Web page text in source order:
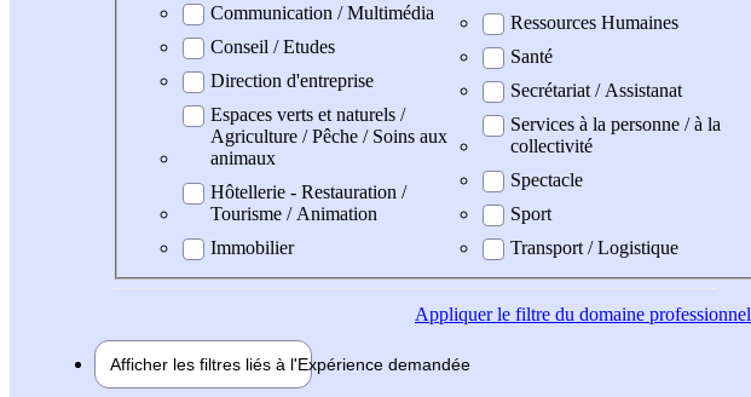
Communication / Multimédia
Conseil / Etudes
Direction d'entreprise
Espaces verts et naturels /
Agriculture / Pêche / Soins aux
animaux
Hôtellerie - Restauration /
Tourisme / Animation
Immobilier
Ressources Humaines
Santé
Secrétariat / Assistanat
Services à la personne / à la
collectivité
Spectacle
Sport
Transport / Logistique
Appliquerle filtre du domaine professionnel
Afficher les filtres liés à l'Expérience demandée